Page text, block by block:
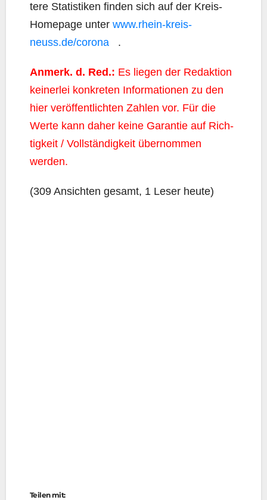
te­re Sta­tis­ti­ken fin­den sich auf der Kreis-
Home­page unter www.rhein-kreis-
neuss.de/corona
.
Anmerk. d. Red.: Es lie­gen der Redak­ti­on
kei­ner­lei kon­kre­ten Infor­ma­tio­nen zu den
hier ver­öf­fent­lich­ten Zah­len vor. Für die
Wer­te kann daher kei­ne Garan­tie auf Rich­
tig­keit / Voll­stän­dig­keit über­nom­men
werden.
(309 Ansich­ten gesamt, 1 Leser heute)
Teilen mit: